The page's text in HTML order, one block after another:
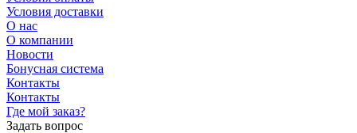
Условия доставки
О нас
О компании
Новости
Бонусная система
Контакты
Контакты
Где мой заказ?
Задать вопрос